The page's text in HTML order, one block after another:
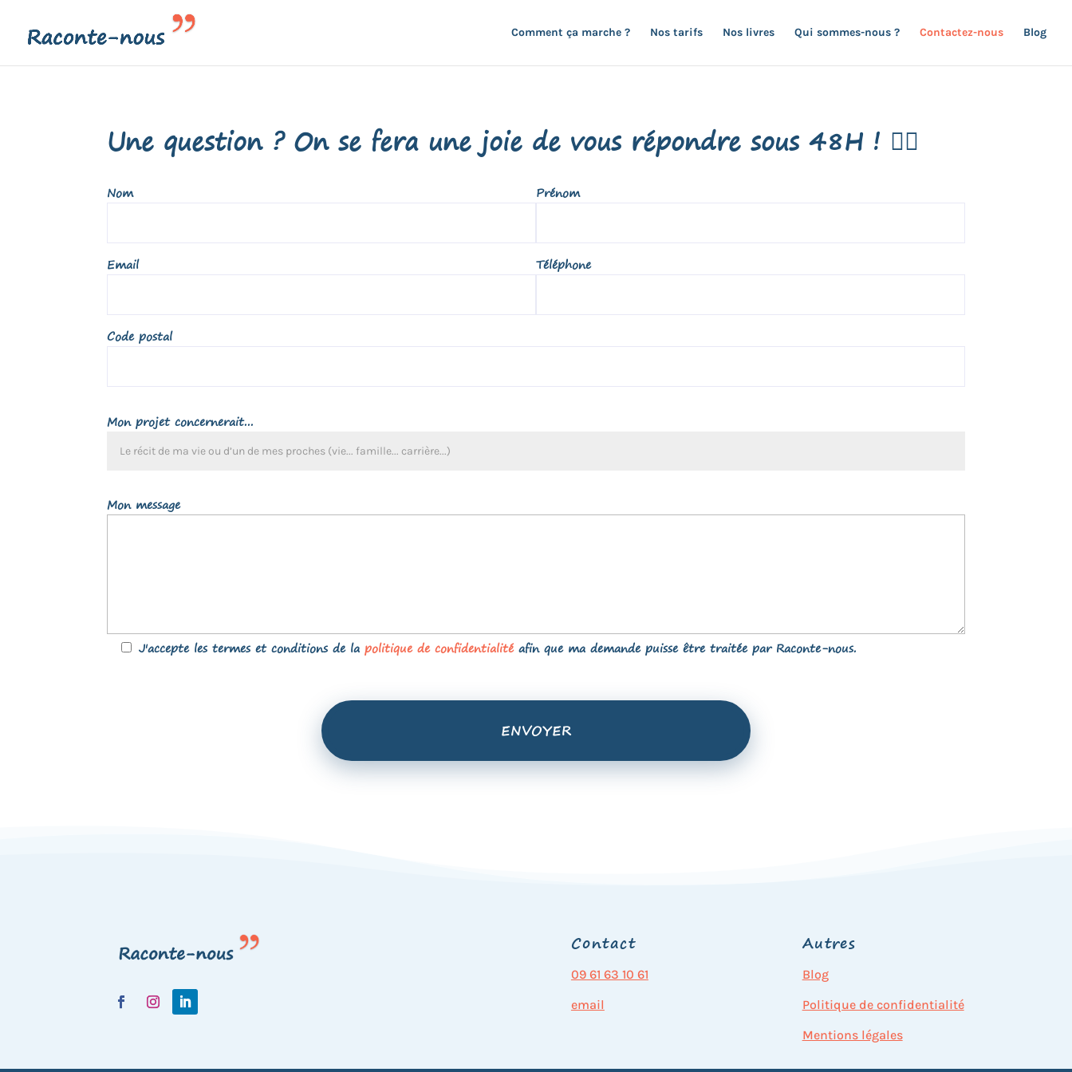
Comment ça marche ? Nos tarifs Nos livres Qui sommes-nous ? Contactez-nous Blog
Une question ? On se fera une joie de vous répondre sous 48H ! 👇🏻
Nom Prénom
Email Téléphone
Code postal
Mon projet concernerait...
Mon message
J'accepte les termes et conditions de lapolitique de confidentialitéafin que ma demande puisse être traitée par Raconte-nous.
Contact
09 61 63 10 61
email
Autres
Blog
Politique de confidentialité
Mentions légales